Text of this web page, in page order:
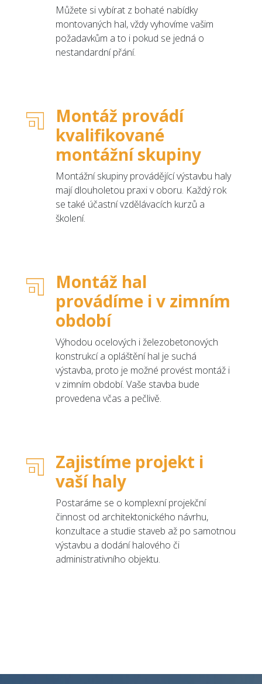
Můžete si vybírat z bohaté nabídky
montovaných hal, vždy vyhovíme vašim
požadavkům a to i pokud se jedná o
nestandardní přání.
Montáž provádí
kvalifikované
montážní skupiny
Montážní skupiny provádějící výstavbu haly
mají dlouholetou praxi v oboru. Každý rok
se také účastní vzdělávacích kurzů a
školení.
Montáž hal
provádíme i v zimním
období
Výhodou ocelových i železobetonových
konstrukcí a opláštění hal je suchá
výstavba, proto je možné provést montáž i
v zimním období. Vaše stavba bude
provedena včas a pečlivě.
Zajistíme projekt i
vaší haly
Postaráme se o komplexní projekční
činnost od architektonického návrhu,
konzultace a studie staveb až po samotnou
výstavbu a dodání halového či
administrativního objektu.